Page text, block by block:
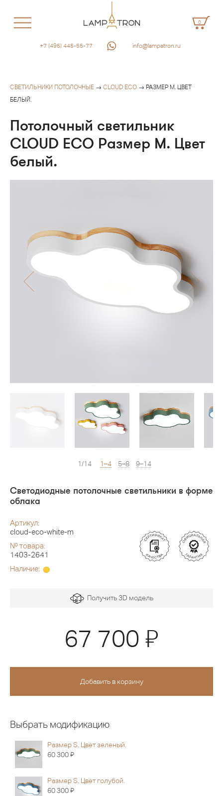
0
+7 (495) 445-55-77 info@lampatron.ru
СВЕТИЛЬНИКИ ПОТОЛОЧНЫЕ → CLOUD ECO → РАЗМЕР M. ЦВЕТ
БЕЛЫЙ.
Потолочный светильник
CLOUD ECO Размер M. Цвет
белый.
1/14 1–4 5–8 9–14
Светодиодные потолочные светильники в форме
облака
Артикул:
cloud-eco-white-m
№ товара:
1403-2641
Наличие:
Получить 3D модель
67 700 Я
Выбрать модификацию
Размер S. Цвет зеленый.
60 300Я
Размер S. Цвет голубой.
60 300Я